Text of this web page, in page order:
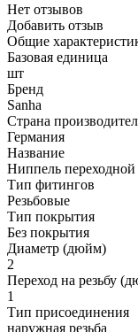
Нет отзывов
Добавить отзыв
Общие
Базовая единица
шт
Бренд
Sanha
Страна
Германия
Название
Ниппель переходной
Тип фитингов
Резьбовые
Тип покрытия
Без покрытия
Диаметр (дюйм)
2
Переход на резьбу
1
Тип присоединения
наружная резьба